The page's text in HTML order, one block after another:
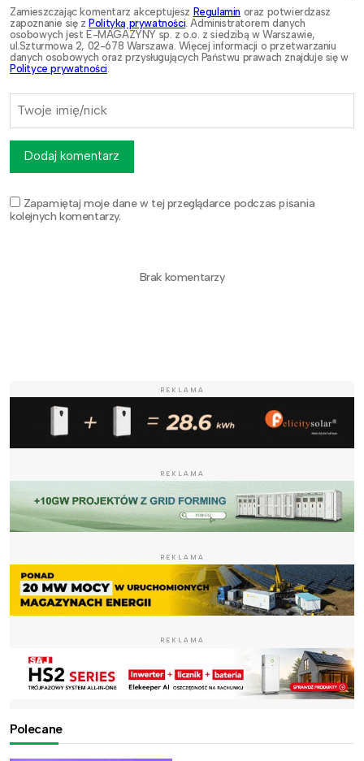
Zamieszczając komentarz akceptujesz Regulamin oraz potwierdzasz
zapoznanie się z Polityką prywatności. Administratorem danych
osobowych jest E-MAGAZYNY sp. z o.o. z siedzibą w Warszawie,
ul.Szturmowa 2, 02-678 Warszawa. Więcej informacji o przetwarzaniu
danych osobowych oraz przysługujących Państwu prawach znajduje się w
Polityce prywatności.
Zapamiętaj moje dane w tej przeglądarce podczas pisania
kolejnych komentarzy.
Dodaj komentarz
Brak komentarzy
REKLAMA
REKLAMA
REKLAMA
REKLAMA
Polecane